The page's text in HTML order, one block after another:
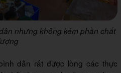
nhưng không kém phần chất
dân rất được lòng các thực